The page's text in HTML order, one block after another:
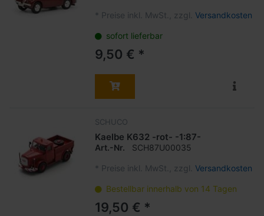
* Preise inkl. MwSt., zzgl. Versandkosten
sofort lieferbar
9,50 € *
SCHUCO
Kaelbe K632 -rot- -1:87-
Art.-Nr. SCH87U00035
* Preise inkl. MwSt., zzgl. Versandkosten
Bestellbar innerhalb von 14 Tagen
19,50 € *